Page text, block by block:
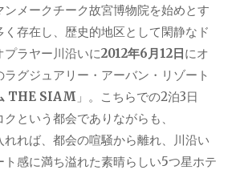
メークチーク故宮博物院を始めとす
く存在し、歴史的地区として閑静なド
プラヤー川沿いに2012年6月12日にオ
グジュアリー・アーバン・リゾート
THE SIAM 」。こちらでの2泊3日
という都会でありながらも、
れば、都会の喧騒から離れ、川沿い
感に満ち溢れた素晴らしい5つ星ホテ